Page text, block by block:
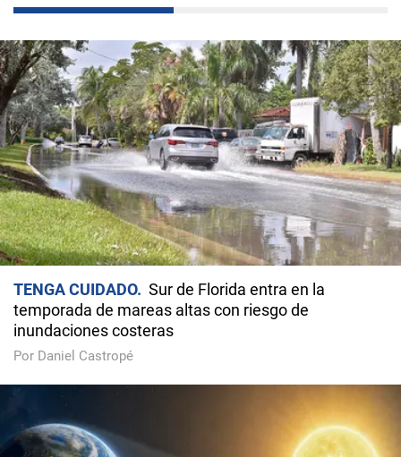
TENGA CUIDADO
Sur de Florida entra en la
temporada de mareas altas con riesgo de
inundaciones costeras
Por Daniel Castropé